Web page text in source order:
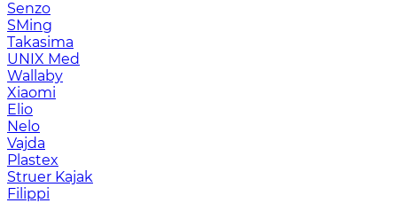
Senzo
SMing
Takasima
UNIX Med
Wallaby
Xiaomi
Elio
Nelo
Vajda
Plastex
Struer Kajak
Filippi